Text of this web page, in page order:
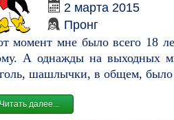
2 марта 2015
Пронг
момент мне было всего 18
А однажды на выходных
шашлычки, в общем, было
Читать далее...